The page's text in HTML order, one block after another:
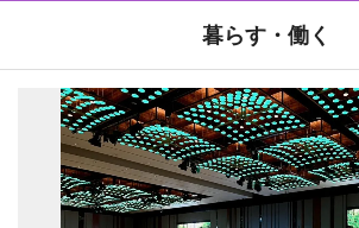
暮らす・働く